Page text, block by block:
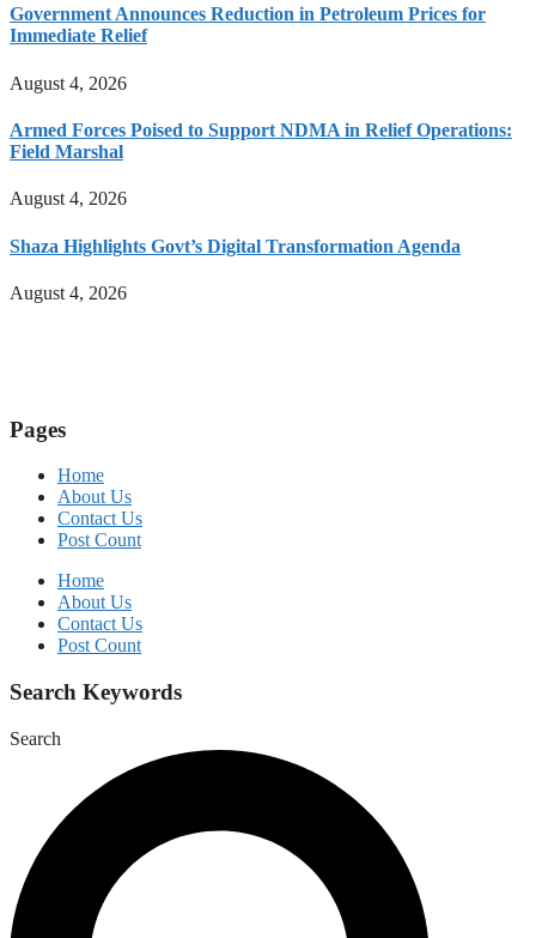
Government Announces Reduction in Petroleum Prices for
Immediate Relief
August 4, 2026
Armed Forces Poised to Support NDMA in Relief Operations:
Field Marshal
August 4, 2026
Shaza Highlights Govt’s Digital Transformation Agenda
August 4, 2026
Pages
Home
About Us
Contact Us
Post Count
Home
About Us
Contact Us
Post Count
Search Keywords
Search